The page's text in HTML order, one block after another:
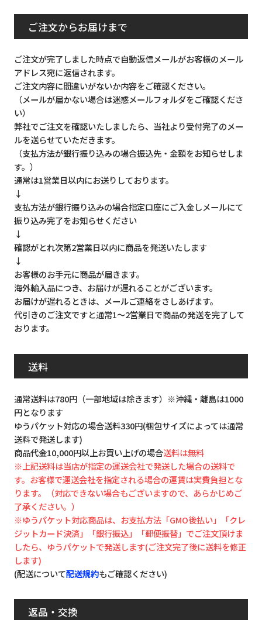
ご注文からお届けまで
ご注文が完了しました時点で自動返信メールがお客様のメール
アドレス宛に返信されます。
ご注文内容に間違いがないか内容をご確認ください。
（メールが届かない場合は迷惑メールフォルダをご確認くださ
い）
弊社でご注文を確認いたしましたら、当社より受付完了のメー
ルを送らせていただきます。
（支払方法が銀行振り込みの場合振込先・金額をお知らせしま
す。）
通常は1営業日以内にお送りしております。
↓
支払方法が銀行振り込みの場合指定口座にご入金しメールにて
振り込み完了をお知らせください
↓
確認がとれ次第2営業日以内に商品を発送いたします
↓
お客様のお手元に商品が届きます。
海外輸入品につき、お届けが遅れることがございます。
お届けが遅れるときは、メールご連絡をさしあげます。
代引きのご注文ですと通常1～2営業日で商品の発送を完了して
おります。
送料
通常送料は780円（一部地域は除きます）※沖縄・離島は1000
円となります
ゆうパケット対応の場合送料330円(梱包サイズによっては通常
送料で発送します)
商品代金10,000円以上お買い上げの場合送料は無料
※上記送料は当店が指定の運送会社で発送した場合の送料で
す。お客様で運送会社を指定される場合の運賃は実費負担とな
ります。（対応できない場合もございますので、あらかじめご
了承ください。）
※ゆうパケット対応商品は、お支払方法「GMO後払い」「クレ
ジットカード決済」「銀行振込」「郵便振替」でご注文頂けま
したら、ゆうパケットで発送します(ご注文完了後に送料を修正
します)
(配送について配送規約もご確認ください)
返品・交換